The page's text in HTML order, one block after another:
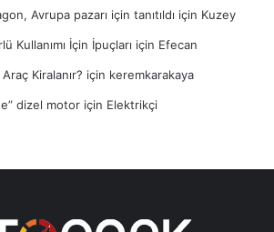
Avrupa pazarı için tanıtıldı için Kuzey
Kullanımı İçin İpuçları için Efecan
Kiralanır? için keremkarakaya
dizel motor için Elektrikçi